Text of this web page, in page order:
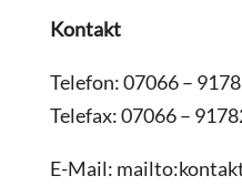
Kontakt
Telefon: 07066 –
Telefax: 07066 –
E-Mail: